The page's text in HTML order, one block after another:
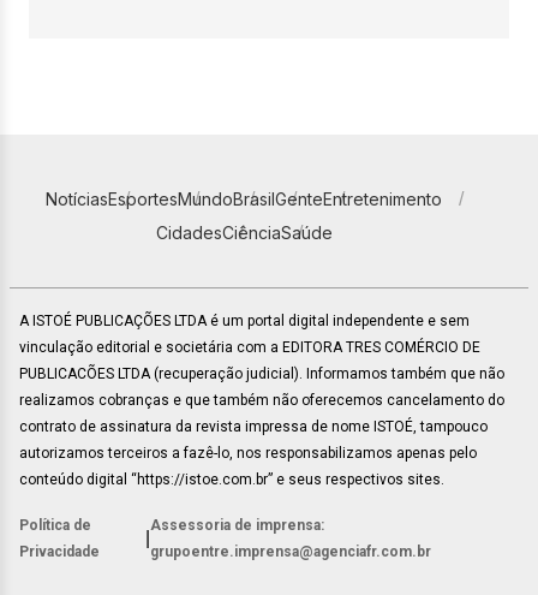
NotíciasEsportesMundoBrasilGenteEntretenimento
CidadesCiênciaSaúde
A ISTOÉ PUBLICAÇÕES LTDA é um portal digital independente e sem
vinculação editorial e societária com a EDITORA TRES COMÉRCIO DE
PUBLICACÕES LTDA (recuperação judicial). Informamos também que não
realizamos cobranças e que também não oferecemos cancelamento do
contrato de assinatura da revista impressa de nome ISTOÉ, tampouco
autorizamos terceiros a fazê-lo, nos responsabilizamos apenas pelo
conteúdo digital “https://istoe.com.br” e seus respectivos sites.
Política de
Privacidade
Assessoria de imprensa:
grupoentre.imprensa@agenciafr.com.br